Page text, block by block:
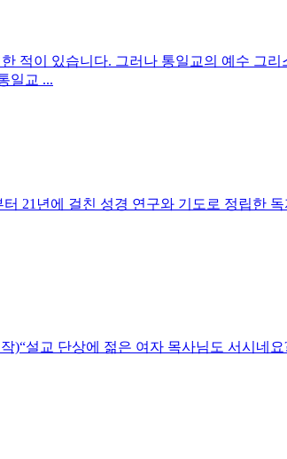
적이 있습니다. 그러나 통일교의 예수 그
일교 ...
21년에 걸친 성경 연구와 기도로 정립한
)“설교 단상에 젊은 여자 목사님도 서시네